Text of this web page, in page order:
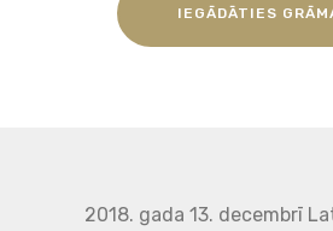
IEGĀDĀTIES
2018. gada 13. decembrī